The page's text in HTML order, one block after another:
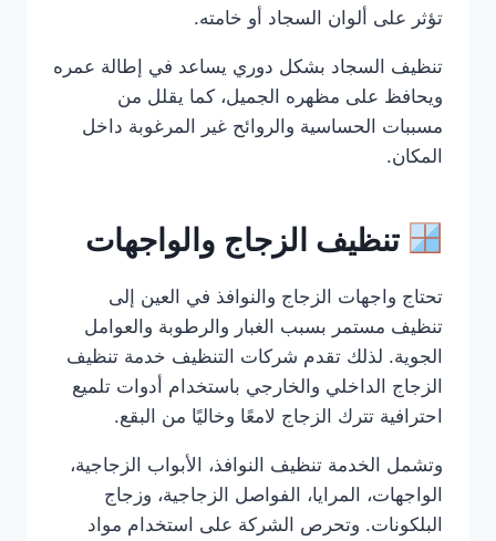
تؤثر على ألوان السجاد أو خامته.
تنظيف السجاد بشكل دوري يساعد في إطالة عمره
ويحافظ على مظهره الجميل، كما يقلل من
مسببات الحساسية والروائح غير المرغوبة داخل
المكان.
تنظيف الزجاج والواجهات
تحتاج واجهات الزجاج والنوافذ في العين إلى
تنظيف مستمر بسبب الغبار والرطوبة والعوامل
الجوية. لذلك تقدم شركات التنظيف خدمة تنظيف
الزجاج الداخلي والخارجي باستخدام أدوات تلميع
احترافية تترك الزجاج لامعًا وخاليًا من البقع.
وتشمل الخدمة تنظيف النوافذ، الأبواب الزجاجية،
الواجهات، المرايا، الفواصل الزجاجية، وزجاج
البلكونات. وتحرص الشركة على استخدام مواد